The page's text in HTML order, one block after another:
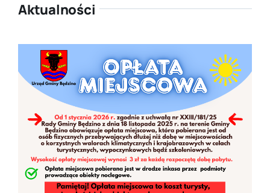
Aktualności